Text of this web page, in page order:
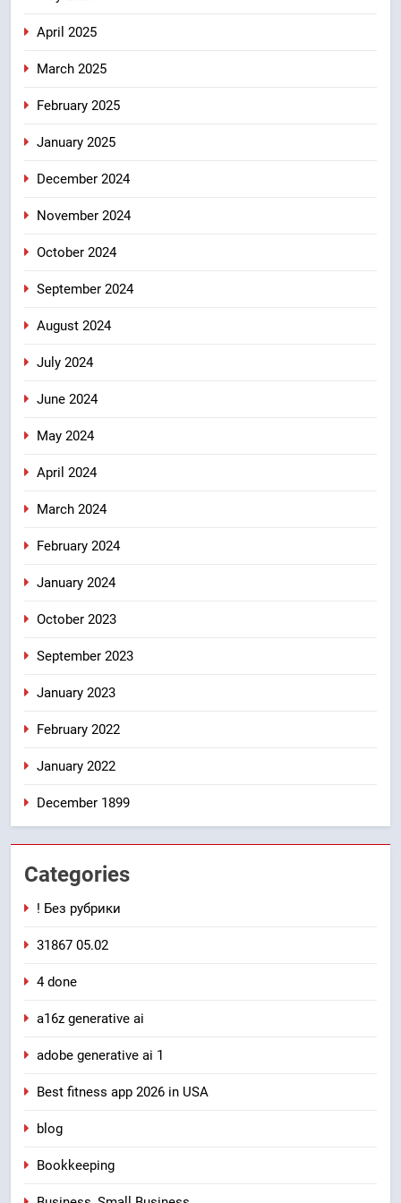
April 2025
March 2025
February 2025
January 2025
December 2024
November 2024
October 2024
September 2024
August 2024
July 2024
June 2024
May 2024
April 2024
March 2024
February 2024
January 2024
October 2023
September 2023
January 2023
February 2022
January 2022
December 1899
Categories
! Без рубрики
31867 05.02
4 done
a16z generative ai
adobe generative ai 1
Best fitness app 2026 in USA
blog
Bookkeeping